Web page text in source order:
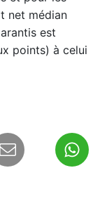
net médian
est
points) à celui